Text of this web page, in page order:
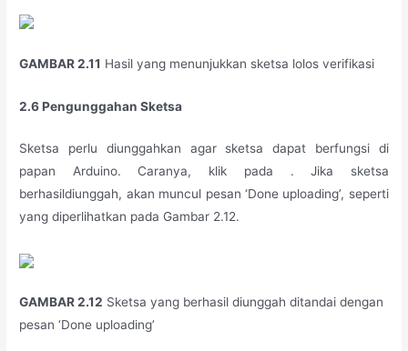
GAMBAR 2.11 Hasil yang menunjukkan sketsa lolos verifikasi
2.6 Pengunggahan Sketsa
Sketsa perlu diunggahkan agar sketsa dapat berfungsi di
papan Arduino. Caranya, klik pada . Jika sketsa
berhasildiunggah, akan muncul pesan ‘Done uploading’, seperti
yang diperlihatkan pada Gambar 2.12.
GAMBAR 2.12 Sketsa yang berhasil diunggah ditandai dengan
pesan ‘Done uploading’